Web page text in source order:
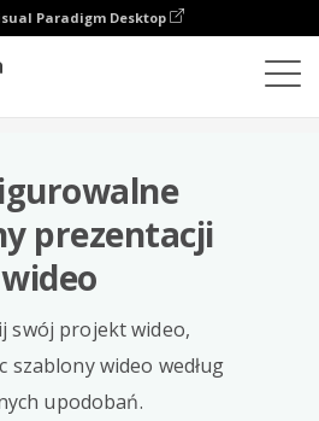
Paradigm Desktop
prezentacji
wideo
swój projekt wideo,
szablony wideo według
upodobań.